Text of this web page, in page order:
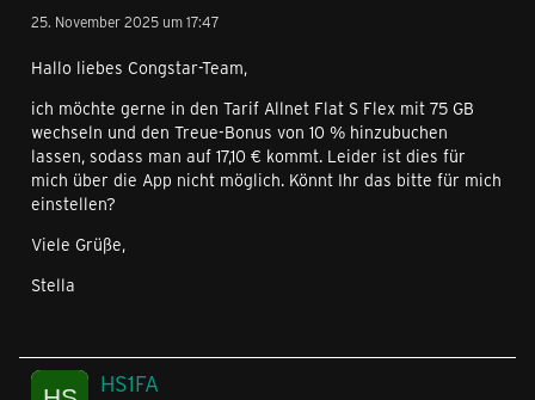
25. November 2025 um 17:47
Hallo liebes Congstar-Team,
ich möchte gerne in den Tarif Allnet Flat S Flex mit 75 GB
wechseln und den Treue-Bonus von 10 % hinzubuchen
lassen, sodass man auf 17,10 € kommt. Leider ist dies für
mich über die App nicht möglich. Könnt Ihr das bitte für mich
einstellen?
Viele Grüße,
Stella
HS1FA